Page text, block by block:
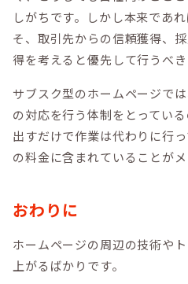
しがちです。しかし本来であ
そ、取引先からの信頼獲得、
得を考えると優先して行うべき
サブスク型のホームページで
の対応を行う体制をとってい
出すだけで作業は代わりに行
の料金に含まれていることがメ
おわりに
ホームページの周辺の技術や
上がるばかりです。